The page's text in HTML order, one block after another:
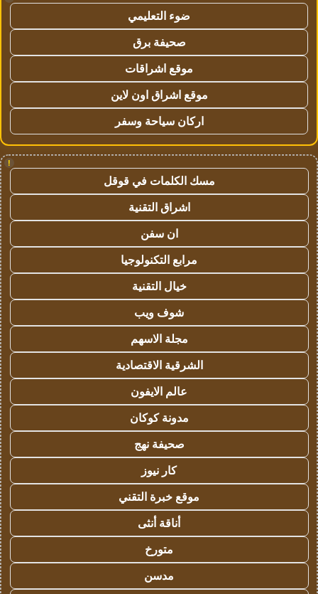
ضوء التعليمي
صحيفة برق
موقع اشراقات
موقع اشراق اون لاين
اركان سياحة وسفر
!
مسك الكلمات في قوقل
اشراق التقنية
ان سفن
مرابع التكنولوجيا
خيال التقنية
شوف ويب
مجلة الاسهم
الشرقية الاقتصادية
عالم الايفون
مدونة كوكان
صحيفة نهج
كار نيوز
موقع خبرة التقني
أناقة أنثى
متورخ
مدسن